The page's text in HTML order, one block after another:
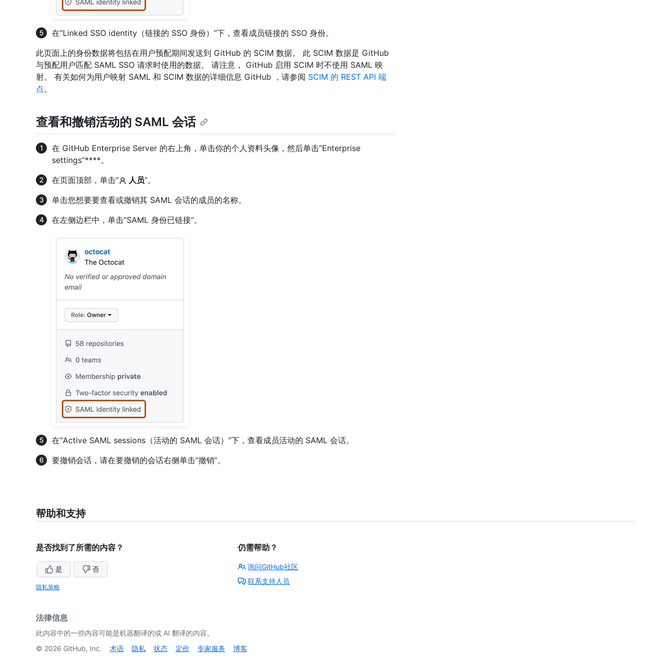
在“Linked SSO identity（链接的 SSO 身份）”下，查看成员链接的 SSO 身份。
此页面上的身份数据将包括在用户预配期间发送到 GitHub 的 SCIM 数据。 此 SCIM 数据是 GitHub
与预配用户匹配 SAML SSO 请求时使用的数据。 请注意， GitHub 启用 SCIM 时不使用 SAML 映
射。 有关如何为用户映射 SAML 和 SCIM 数据的详细信息 GitHub ，请参阅 SCIM 的 REST API 端
点。
查看和撤销活动的 SAML 会话
在 GitHub Enterprise Server 的右上角，单击你的个人资料头像，然后单击“Enterprise
settings”****。
在页面顶部，单击“
人员”。
单击您想要要查看或撤销其 SAML 会话的成员的名称。
在左侧边栏中，单击“SAML 身份已链接”。
在“Active SAML sessions（活动的 SAML 会话）”下，查看成员活动的 SAML 会话。
要撤销会话，请在要撤销的会话右侧单击“撤销”。
帮助和支持
是否找到了所需的内容？
是 否
隐私策略
仍需帮助？
询问GitHub社区
联系支持人员
法律信息
此内容中的一些内容可能是机器翻译的或 AI 翻译的内容。
© 2026 GitHub, Inc. 术语 隐私 状态 定价 专家服务 博客